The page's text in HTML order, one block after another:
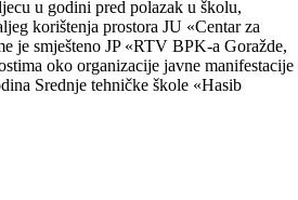
Ministarstva za obrazovanje, nauku,
k znanju Informaciju o početku
u godini pred polazak u školu,
korištenja prostora JU «Centar za
je smješteno JP «RTV BPK-a Goražde,